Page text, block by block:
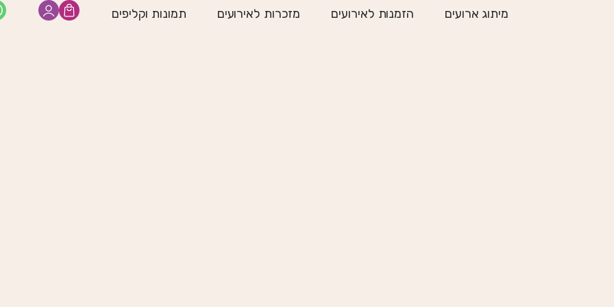
מיתוג ארועים הזמנות לאירועים מזכרות לאירועים תמונות וקליפים